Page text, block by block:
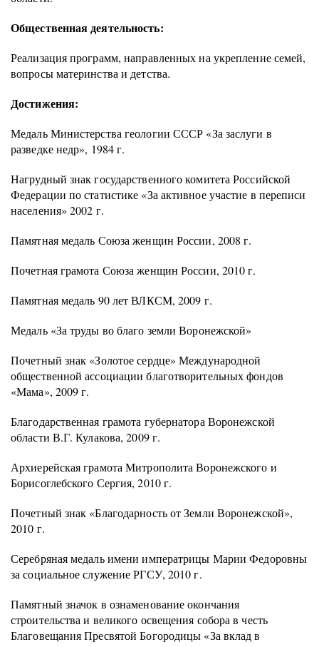
Общественная деятельность:
Реализация программ, направленных на укрепление семей,
вопросы материнства и детства.
Достижения:
Медаль Министерства геологии СССР «За заслуги в
разведке недр», 1984 г.
Нагрудный знак государственного комитета Российской
Федерации по статистике «За активное участие в переписи
населения» 2002 г.
Памятная медаль Союза женщин России, 2008 г.
Почетная грамота Союза женщин России, 2010 г.
Памятная медаль 90 лет ВЛКСМ, 2009 г.
Медаль «За труды во благо земли Воронежской»
Почетный знак «Золотое сердце» Международной
общественной ассоциации благотворительных фондов
«Мама», 2009 г.
Благодарственная грамота губернатора Воронежской
области В.Г. Кулакова, 2009 г.
Архиерейская грамота Митрополита Воронежского и
Борисоглебского Сергия, 2010 г.
Почетный знак «Благодарность от Земли Воронежской»,
2010 г.
Серебряная медаль имени императрицы Марии Федоровны
за социальное служение РГСУ, 2010 г.
Памятный значок в ознаменование окончания
строительства и великого освещения собора в честь
Благовещания Пресвятой Богородицы «За вклад в